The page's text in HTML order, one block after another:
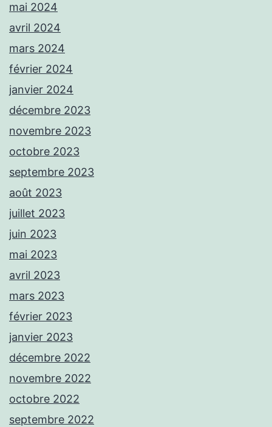
mai 2024
avril 2024
mars 2024
février 2024
janvier 2024
décembre 2023
novembre 2023
octobre 2023
septembre 2023
août 2023
juillet 2023
juin 2023
mai 2023
avril 2023
mars 2023
février 2023
janvier 2023
décembre 2022
novembre 2022
octobre 2022
septembre 2022